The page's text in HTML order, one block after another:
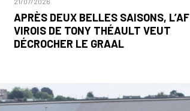
APRÈS DEUX BELLES SAISONS, L’AF
VIROIS DE TONY THÉAULT VEUT
DÉCROCHER LE GRAAL